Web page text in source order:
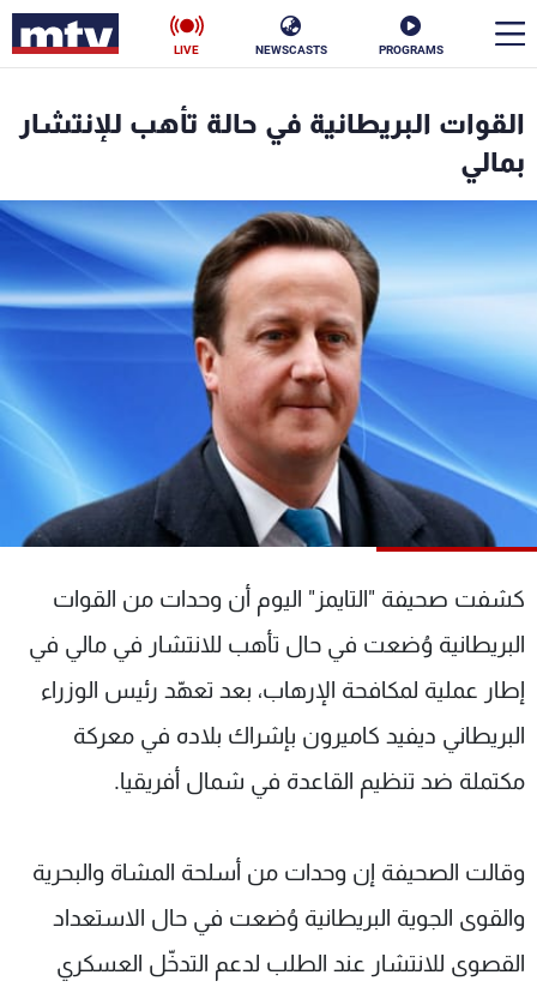
PROGRAMS
NEWSCASTS
LIVE
القوات البريطانية في حالة تأهب للإنتشار
بمالي
كشفت صحيفة "التايمز" اليوم أن وحدات من القوات
البريطانية وُضعت في حال تأهب للانتشار في مالي في
إطار عملية لمكافحة الإرهاب، بعد تعهّد رئيس الوزراء
البريطاني ديفيد كاميرون بإشراك بلاده في معركة
مكتملة ضد تنظيم القاعدة في شمال أفريقيا.
وقالت الصحيفة إن وحدات من أسلحة المشاة والبحرية
والقوى الجوية البريطانية وُضعت في حال الاستعداد
القصوى للانتشار عند الطلب لدعم التدخّل العسكري
الأخبار
ناس
إقتصاد فن
منوعات رياضة
كأس العالم
البرامج
جدول البرامج
الترددات
الإنـتـاج
لاعلاناتكم
تواصل معنا
شروط الإسـتخدام
سياسة الخصوصية